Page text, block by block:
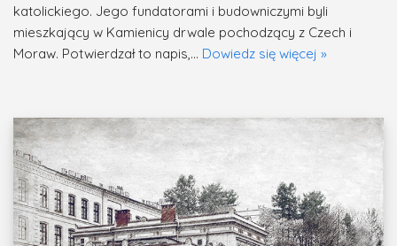
katolickiego. Jego fundatorami i budowniczymi byli
mieszkający w Kamienicy drwale pochodzący z Czech i
Moraw. Potwierdzał to napis,… Dowiedz się więcej »